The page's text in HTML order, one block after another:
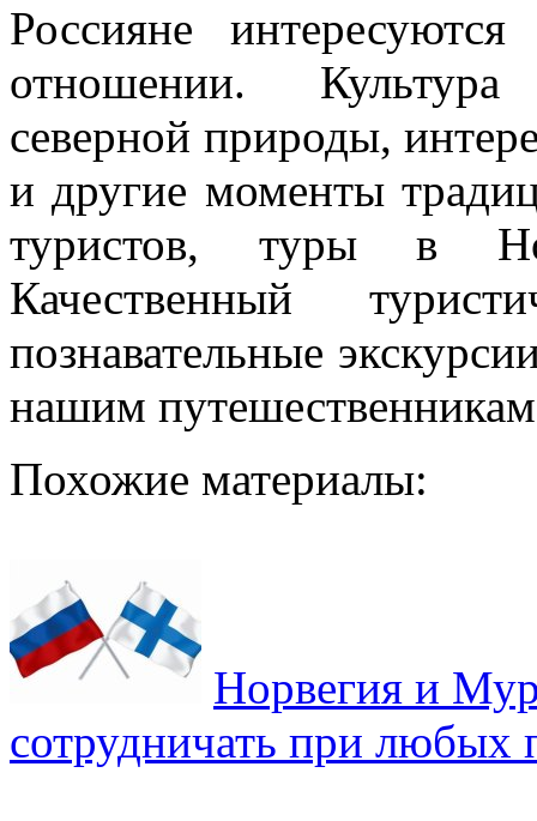
Россияне
отношении. Культура
северной природы,
и другие моменты
туристов, туры в
Качественный
познавательные
нашим
Похожие материалы:
Норвегия и
сотрудничать при любых